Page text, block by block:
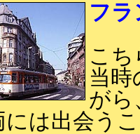
フ
こ
当時
がら
には出会う